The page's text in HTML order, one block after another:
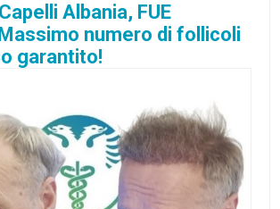
Albania, FUE
numero di follicoli
garantito!